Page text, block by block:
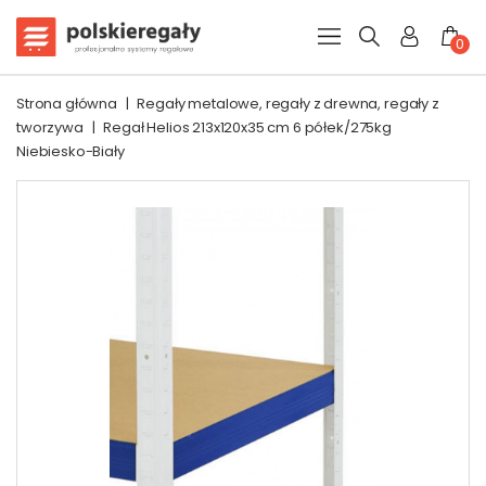
0
Strona główna | Regały metalowe, regały z drewna, regały z
tworzywa | Regał Helios 213x120x35 cm 6 półek/275kg
Niebiesko-Biały